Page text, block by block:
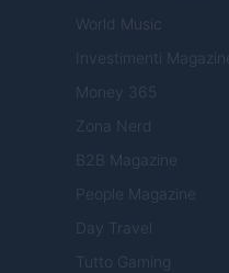
World Music
Investimenti Magazine
Money 365
Zona Nerd
B2B Magazine
People Magazine
Day Travel
Tutto Gaming